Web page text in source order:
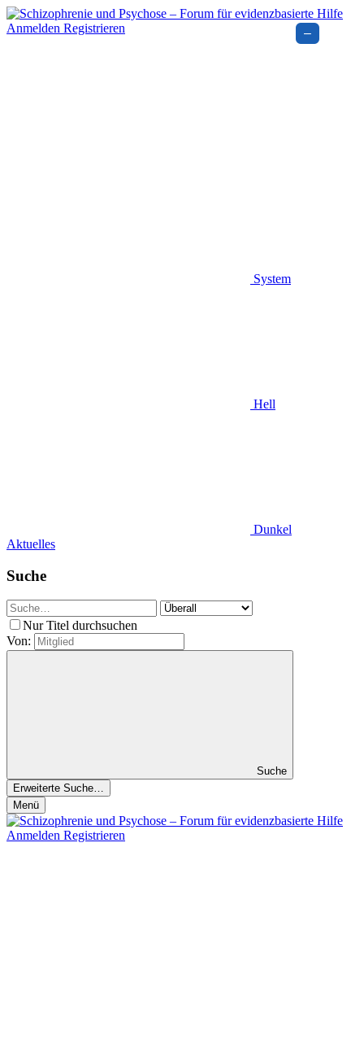
Anmelden Registrieren
System
Hell
Dunkel
Aktuelles
Suche
Nur Titel durchsuchen
Von:
Suche
Erweiterte Suche…
Menü
Anmelden Registrieren
–